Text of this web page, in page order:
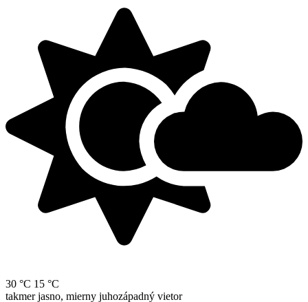
30 °C 15 °C
takmer jasno, mierny juhozápadný vietor